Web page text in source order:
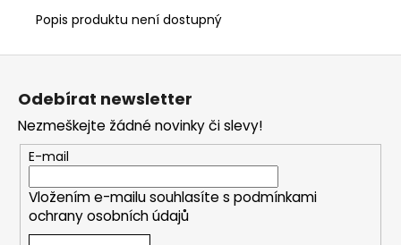
Popis produktu není dostupný
VIS
MOTORSPORT
PRO
VYVAŽOVACÍCH
HŘÍDELÍ
2.0TFSI
EA113
290
Kč
Původně:
690
Z
Odebírat newsletter
Nezmeškejte žádné novinky či slevy!
E-mail
Vložením e-mailu souhlasíte s podmínkami
ochrany osobních údajů